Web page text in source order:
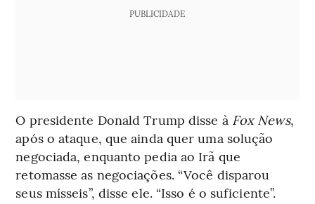
PUBLICIDADE
O presidente Donald Trump disse à Fox News,
após o ataque, que ainda quer uma solução
negociada, enquanto pedia ao Irã que
retomasse as negociações. “Você disparou
seus mísseis”, disse ele. “Isso é o suficiente”.